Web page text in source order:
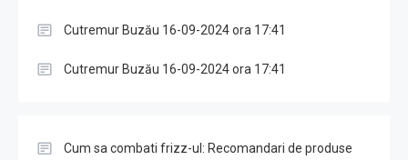
Cutremur Buzău 16-09-2024 ora 17:41
Cutremur Buzău 16-09-2024 ora 17:41
Cum sa combati frizz-ul: Recomandari de produse